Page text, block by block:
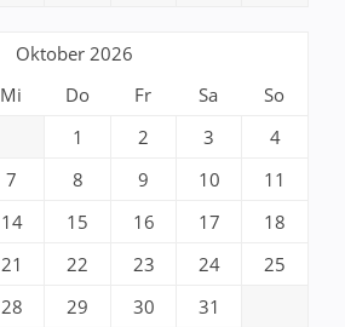
Oktober 2026
Mi Do Fr Sa
So
1
2 3
4
7 8 9 10
11
14 15 16 17
18
21 22 23 24
25
28 29 30 31